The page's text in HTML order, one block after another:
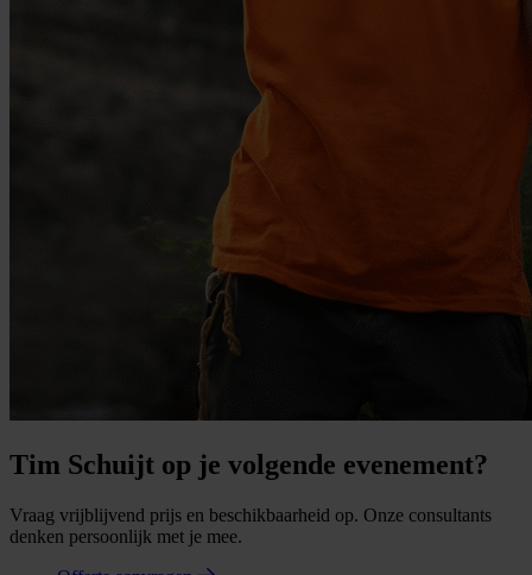
Tim Schuijt op je volgende evenement?
Vraag vrijblijvend prijs en beschikbaarheid op. Onze consultants
denken persoonlijk met je mee.